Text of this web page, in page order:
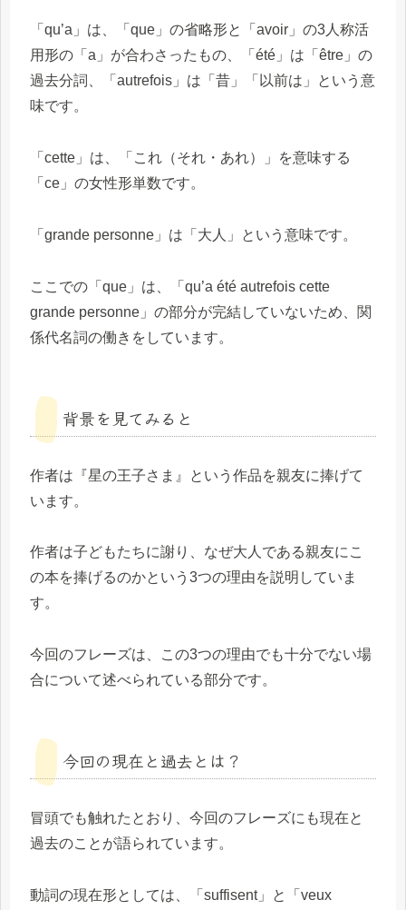
「qu’a」は、「que」の省略形と「avoir」の3人称活
用形の「a」が合わさったもの、「été」は「être」の
過去分詞、「autrefois」は「昔」「以前は」という意
味です。
「cette」は、「これ（それ・あれ）」を意味する
「ce」の女性形単数です。
「grande personne」は「大人」という意味です。
ここでの「que」は、「qu’a été autrefois cette
grande personne」の部分が完結していないため、関
係代名詞の働きをしています。
背景を見てみると
作者は『星の王子さま』という作品を親友に捧げて
います。
作者は子どもたちに謝り、なぜ大人である親友にこ
の本を捧げるのかという3つの理由を説明していま
す。
今回のフレーズは、この3つの理由でも十分でない場
合について述べられている部分です。
今回の現在と過去とは？
冒頭でも触れたとおり、今回のフレーズにも現在と
過去のことが語られています。
動詞の現在形としては、「suffisent」と「veux